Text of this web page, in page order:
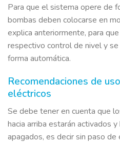
Para que el sistema opere de
bombas deben colocarse en
explica anteriormente, para
respectivo control de nivel y
forma automática.
Recomendaciones de
eléctricos
Se debe tener en cuenta que
hacia arriba estarán activados
apagados, es decir sin paso de